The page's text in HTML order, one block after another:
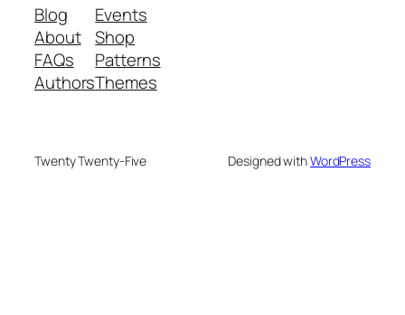
Blog
About
FAQs
Authors
Events
Shop
Patterns
Themes
Twenty Twenty-Five Designed withWordPress